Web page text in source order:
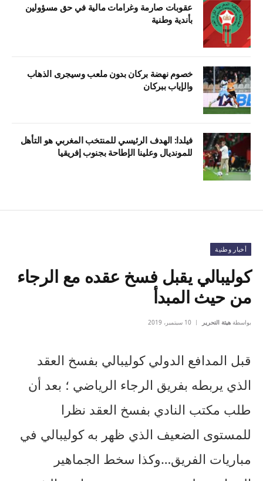
عقوبات صارمة وغرامات مالية في حق مسؤولين
بأندية وطنية
خصوم نهضة بركان بدون ملعب وسيجرى الذهاب
والإياب ببركان
فيلدا: الهدف الرئيسي للمنتخب المغربي هو التأهل
للمونديال وعلينا الإطاحة بجنوب إفريقيا
أخبار وطنية
كوليبالي يقبل فسخ عقده مع الرجاء
من حيث المبدأ
بواسطة هيئة التحرير 10 سبتمبر، 2019
قبل المدافع الدولي كوليبالي بفسخ العقد
الذي يربطه بفريق الرجاء الرياضي ؛ بعد أن
طلب مكتب النادي بفسخ العقد نظرا
للمستوى الضعيف الذي ظهر به كوليبالي في
مباريات الفريق…وكذا سخط الجماهير